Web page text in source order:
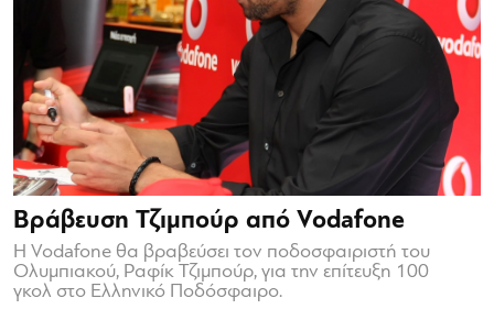
Βράβευση Τζιμπούρ από Vodafone
Η Vodafone θα βραβεύσει τον ποδοσφαιριστή του
Ολυμπιακού, Ραφίκ Τζιμπούρ, για την επίτευξη 100
γκολ στο Ελληνικό Ποδόσφαιρo.